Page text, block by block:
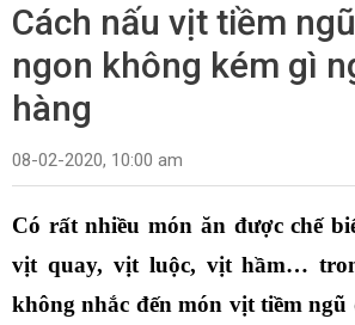
Cách nấu vịt tiềm
ngon không kém gì
hàng
08-02-2020, 10:00 am
Có rất nhiều món ăn được chế
vịt quay, vịt luộc, vịt hầm…
không nhắc đến món vịt tiềm